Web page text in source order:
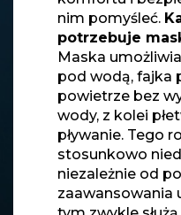
nim pomyśleć.
potrzebuje
Maska
pod wodą, fajka
powietrze bez
wody, z kolei
pływanie. Tego
stosunkowo
niezależnie od
zaawansowania